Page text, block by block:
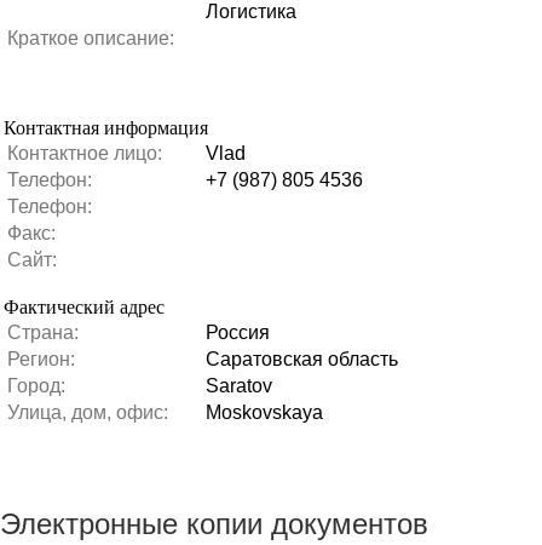
Логистика
Краткое описание:
Контактная информация
Контактное лицо:
Vlad
Телефон:
+7 (987) 805 4536
Телефон:
Факс:
Сайт:
Фактический адрес
Страна:
Россия
Регион:
Саратовская область
Город:
Saratov
Улица, дом, офис:
Moskovskaya
Электронные копии документов